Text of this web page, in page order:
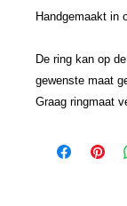
Handgemaakt in
De ring kan op de
gewenste maat
Graag ringmaat